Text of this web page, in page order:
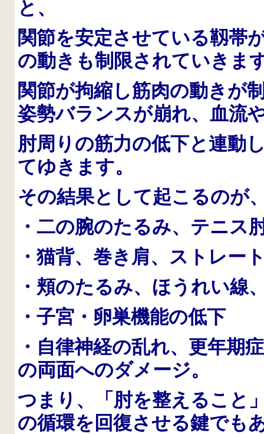
と、
関節を安定させている靱帯
の動きも制限されていきま
関節が拘縮し筋肉の動きが
姿勢バランスが崩れ、血流
肘周りの筋力の低下と連動
てゆきます。
その結果として起こるのが
・二の腕のたるみ、テニス
・猫背、巻き肩、ストレー
・頬のたるみ、ほうれい線
・子宮・卵巣機能の低下
・自律神経の乱れ、更年期
の両面へのダメージ。
つまり、「肘を整えること
の循環を回復させる鍵でも